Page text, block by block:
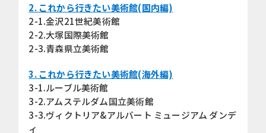
2. これから行きたい美術館(国内編)
2-1.金沢21世紀美術館
2-2.大塚国際美術館
2-3.青森県立美術館
3. これから行きたい美術館(海外編)
3-1.ルーブル美術館
3-2.アムステルダム国立美術館
3-3.ヴィクトリア&アルバート ミュージアム ダンデ
ィ